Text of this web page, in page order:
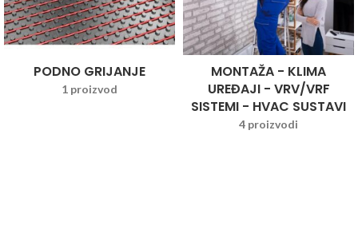
PODNO GRIJANJE
1 proizvod
MONTAŽA - KLIMA
UREĐAJI - VRV/VRF
SISTEMI - HVAC SUSTAVI
4 proizvodi